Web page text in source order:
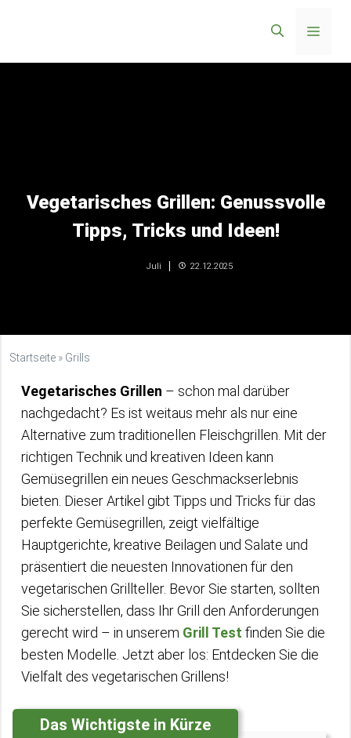
Menü
Vegetarisches Grillen: Genussvolle
Tipps, Tricks und Ideen!
Juli 22.12.2025
Startseite » Grills
Vegetarisches Grillen – schon mal darüber
nachgedacht? Es ist weitaus mehr als nur eine
Alternative zum traditionellen Fleischgrillen. Mit der
richtigen Technik und kreativen Ideen kann
Gemüsegrillen ein neues Geschmackserlebnis
bieten. Dieser Artikel gibt Tipps und Tricks für das
perfekte Gemüsegrillen, zeigt vielfältige
Hauptgerichte, kreative Beilagen und Salate und
präsentiert die neuesten Innovationen für den
vegetarischen Grillteller. Bevor Sie starten, sollten
Sie sicherstellen, dass Ihr Grill den Anforderungen
gerecht wird – in unserem Grill Test finden Sie die
besten Modelle. Jetzt aber los: Entdecken Sie die
Vielfalt des vegetarischen Grillens!
Das Wichtigste in Kürze